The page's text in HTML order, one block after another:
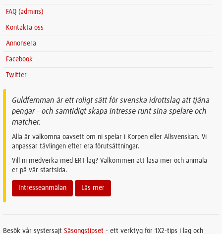
FAQ (admins)
Kontakta oss
Annonsera
Facebook
Twitter
Guldfemman är ett roligt sätt för svenska idrottslag att tjäna
pengar - och samtidigt skapa intresse runt sina spelare och
matcher.
Alla är välkomna oavsett om ni spelar i Korpen eller Allsvenskan. Vi
anpassar tävlingen efter era förutsättningar.
Vill ni medverka med ERT lag? Välkommen att läsa mer och anmäla
er på vår startsida.
Intresseanmälan Läs mer
Besök vår systersajt Säsongstipset - ett verktyg för 1X2-tips i lag och